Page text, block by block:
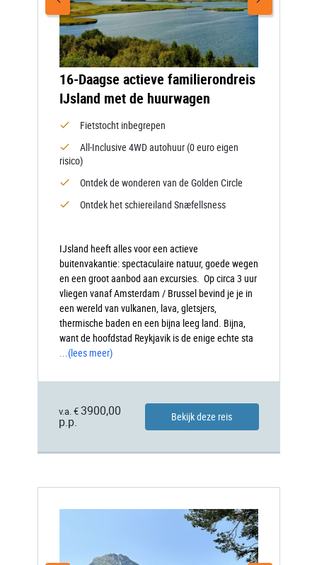
16-Daagse actieve familierondreis
IJsland met de huurwagen
Fietstocht inbegrepen
All-Inclusive 4WD autohuur (0 euro eigen
risico)
Ontdek de wonderen van de Golden Circle
Ontdek het schiereiland Snæfellsness
IJsland heeft alles voor een actieve
buitenvakantie: spectaculaire natuur, goede wegen
en een groot aanbod aan excursies. Op circa 3 uur
vliegen vanaf Amsterdam / Brussel bevind je je in
een wereld van vulkanen, lava, gletsjers,
thermische baden en een bijna leeg land. Bijna,
want de hoofdstad Reykjavik is de enige echte sta
...(lees meer)
v.a. € 3900,00
p.p.
Bekijk deze reis